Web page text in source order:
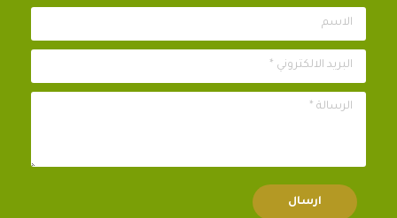
الاسم
البريد الالكتروني *
الرسالة *